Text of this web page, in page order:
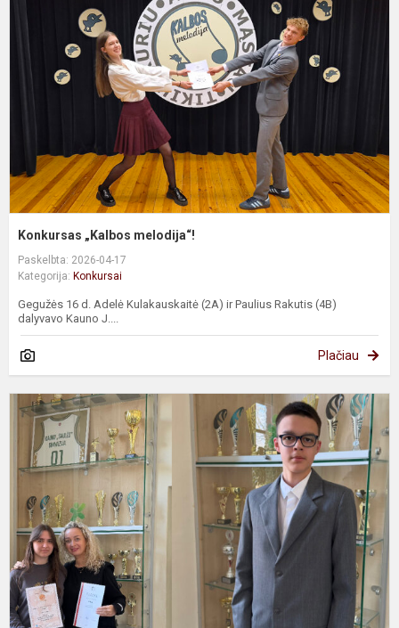
Konkursas „Kalbos melodija“!
Paskelbta: 2026-04-17
Kategorija: Konkursai
Gegužės 16 d. Adelė Kulakauskaitė (2A) ir Paulius Rakutis (4B)
dalyvavo Kauno J....
Plačiau